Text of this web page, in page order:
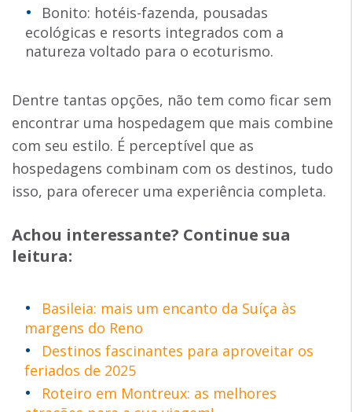
Bonito: hotéis-fazenda, pousadas
ecológicas e resorts integrados com a
natureza voltado para o ecoturismo.
Dentre tantas opções, não tem como ficar sem
encontrar uma hospedagem que mais combine
com seu estilo. É perceptível que as
hospedagens combinam com os destinos, tudo
isso, para oferecer uma experiência completa.
Achou interessante? Continue sua
leitura:
Basileia: mais um encanto da Suíça às
margens do Reno
Destinos fascinantes para aproveitar os
feriados de 2025
Roteiro em Montreux: as melhores